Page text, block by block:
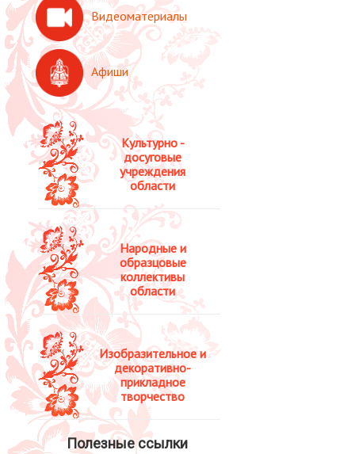
Культурно -
досуговые
учреждения
области
Народные и
образцовые
коллективы
области
Изобразительное и
декоративно-
прикладное
творчество
Полезные ссылки
Видеоматериалы
Афиши